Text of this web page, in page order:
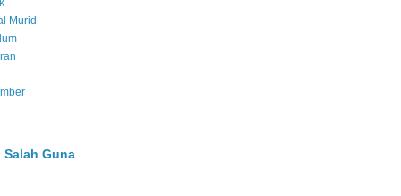
Murid
Guna